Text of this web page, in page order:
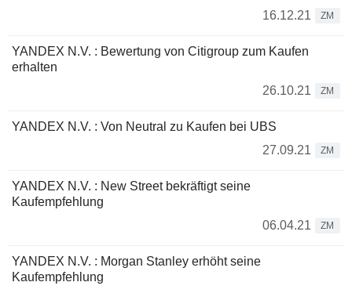
16.12.21
ZM
YANDEX N.V. : Bewertung von Citigroup zum Kaufen
erhalten
26.10.21
ZM
YANDEX N.V. : Von Neutral zu Kaufen bei UBS
27.09.21
ZM
YANDEX N.V. : New Street bekräftigt seine
Kaufempfehlung
06.04.21
ZM
YANDEX N.V. : Morgan Stanley erhöht seine
Kaufempfehlung